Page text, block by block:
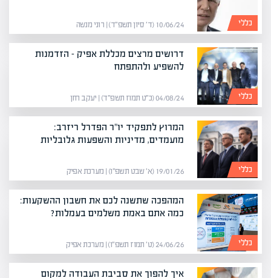
כללי 10/06/24 (ד׳ סיון תשפ״ד) | רוני מנשה
כללי
דרושים מרצים מכללת אפיק – הזדמנות
להשפיע ולהתפתח
04/08/24 (כ״ט תמוז תשפ״ד) | יעקב חזן
כללי
המרוץ לתפקיד יו"ר הפדרל ריזרב:
מועמדים, מדיניות והשפעות גלובליות
19/01/26 (א׳ שבט תשפ״ו) | מערכת אפיק
כללי
המהפכה שתשנה לכם את חשבון ההשקעות:
כמה אתם באמת משלמים בעמלות?
24/06/26 (ט׳ תמוז תשפ״ו) | מערכת אפיק
איך להפוך את סביבת העבודה למקום